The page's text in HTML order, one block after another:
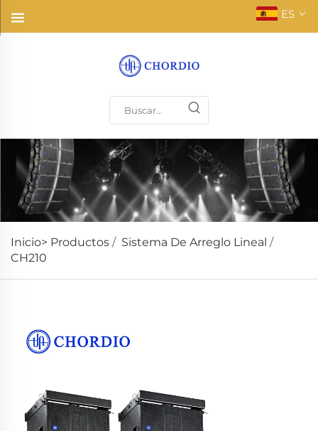
ES
Inicio> Productos / Sistema De Arreglo Lineal /
CH210